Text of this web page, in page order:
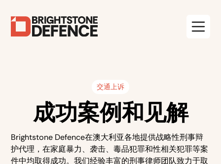
交通上诉
成功案例和见解
Brightstone Defence在澳大利亚各地提供战略性刑事辩
护代理，在家庭暴力、袭击、毒品犯罪和性相关犯罪等案
件中均取得成功。我们经验丰富的刑事律师团队致力于取